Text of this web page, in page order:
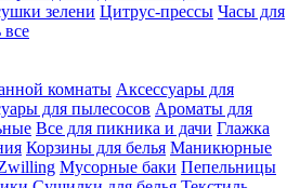
зелени Цитрус-прессы Часы для
все
комнаты Аксессуары для
для пылесосов Ароматы для
Все для пикника и дачи Глажка
Корзины для белья Маникюрные
Мусорные баки Пепельницы